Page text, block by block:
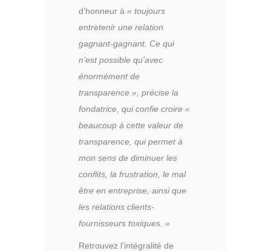
d’honneur à « toujours
entretenir une relation
gagnant-gagnant. Ce qui
n’est possible qu’avec
énormément de
transparence », précise la
fondatrice, qui confie croire «
beaucoup à cette valeur de
transparence, qui permet à
mon sens de diminuer les
conflits, la frustration, le mal
être en entreprise, ainsi que
les relations clients-
fournisseurs toxiques. »
Retrouvez l’intégralité de